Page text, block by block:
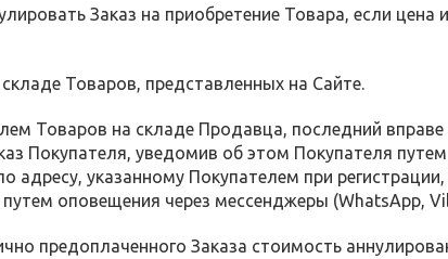
Заказ на приобретение Товара, если цена
Товаров, представленных на Сайте.
Товаров на складе Продавца, последний
Покупателя, уведомив об этом Покупателя
адресу, указанному Покупателем при
оповещения через мессенджеры (WhatsApp,
предоплаченного Заказа стоимость